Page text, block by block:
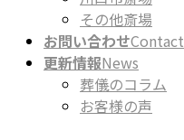
その他斎場
お問い合わせContact
更新情報News
葬儀のコラム
お客様の声